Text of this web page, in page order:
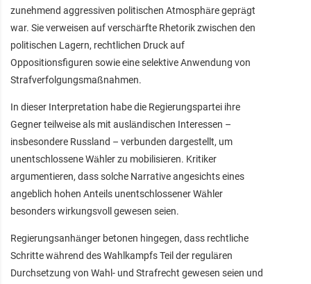
zunehmend aggressiven politischen Atmosphäre geprägt
war. Sie verweisen auf verschärfte Rhetorik zwischen den
politischen Lagern, rechtlichen Druck auf
Oppositionsfiguren sowie eine selektive Anwendung von
Strafverfolgungsmaßnahmen.
In dieser Interpretation habe die Regierungspartei ihre
Gegner teilweise als mit ausländischen Interessen –
insbesondere Russland – verbunden dargestellt, um
unentschlossene Wähler zu mobilisieren. Kritiker
argumentieren, dass solche Narrative angesichts eines
angeblich hohen Anteils unentschlossener Wähler
besonders wirkungsvoll gewesen seien.
Regierungsanhänger betonen hingegen, dass rechtliche
Schritte während des Wahlkampfs Teil der regulären
Durchsetzung von Wahl- und Strafrecht gewesen seien und